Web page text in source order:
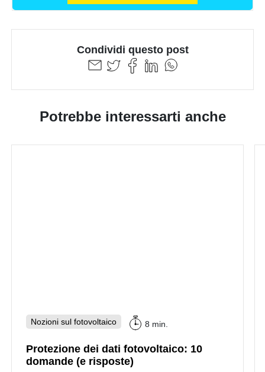
Condividi questo post
Potrebbe interessarti anche
Nozioni sul fotovoltaico 8 min.
Protezione dei dati fotovoltaico: 10
domande (e risposte)